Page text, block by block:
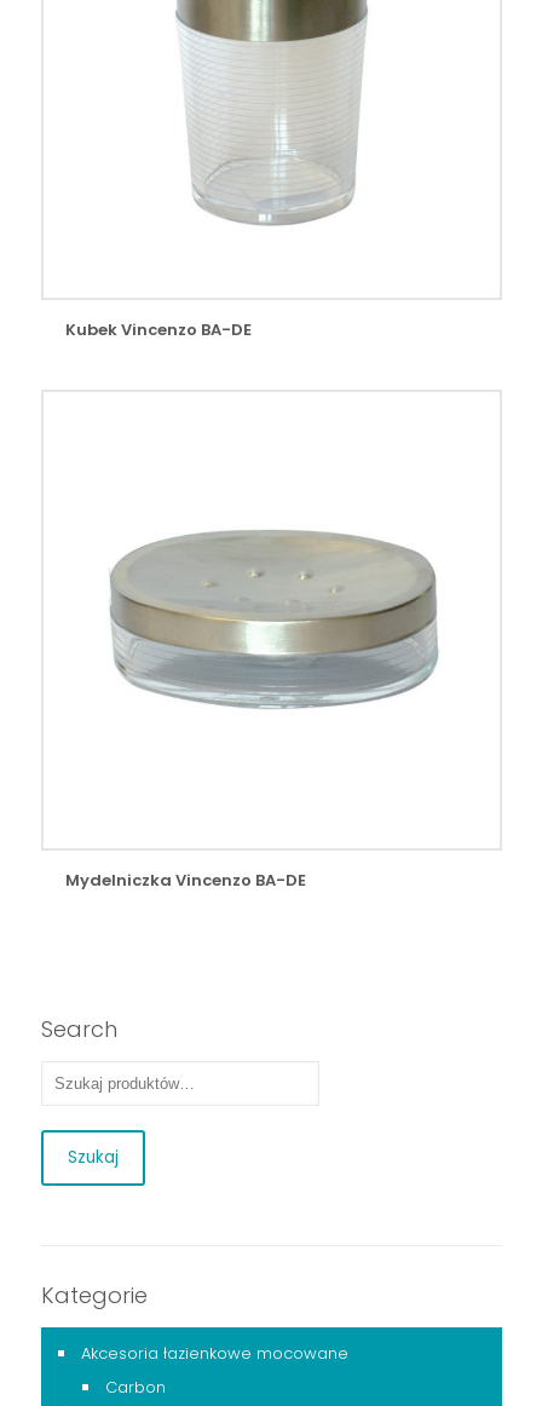
Kubek Vincenzo BA-DE
Mydelniczka Vincenzo BA-DE
Search
Szukaj
Kategorie
Akcesoria łazienkowe mocowane
Carbon